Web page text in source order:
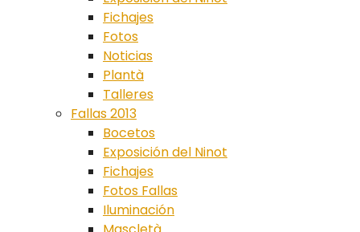
Fichajes
Fotos
Noticias
Plantà
Talleres
Fallas 2013
Bocetos
Exposición del Ninot
Fichajes
Fotos Fallas
Iluminación